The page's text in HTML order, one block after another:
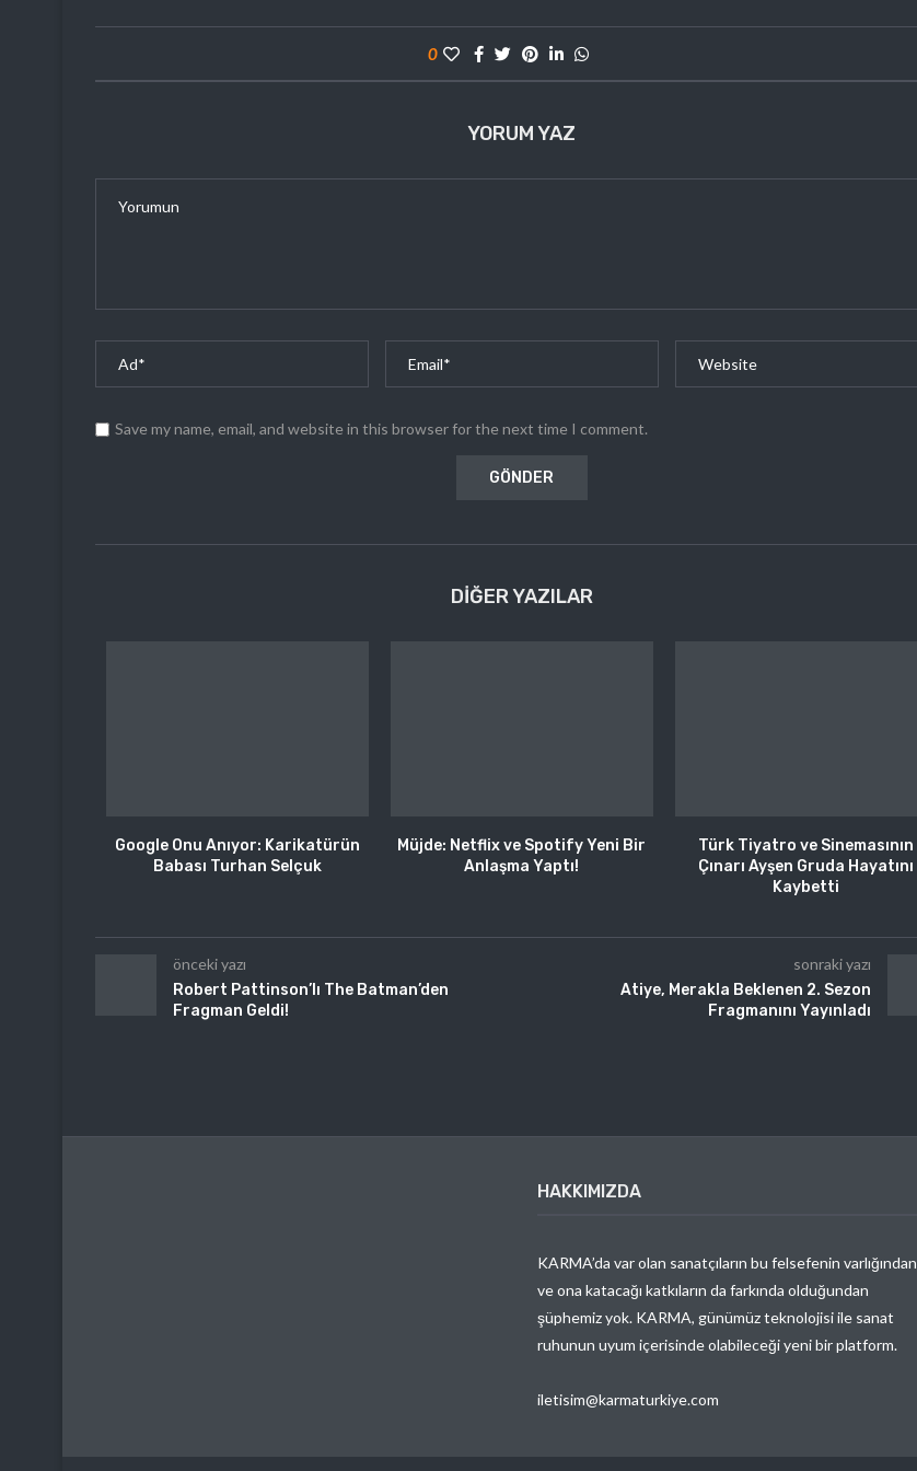
0
YORUM YAZ
Save my name, email, and website in this browser for the next time I comment.
DIĞER YAZILAR
Google Onu Anıyor: Karikatürün
Babası Turhan Selçuk
Müjde: Netflix ve Spotify Yeni Bir
Anlaşma Yaptı!
Türk Tiyatro ve Sinemasının
Çınarı Ayşen Gruda Hayatını
Kaybetti
önceki yazı
Robert Pattinson’lı The Batman’den
Fragman Geldi!
sonraki yazı
Atiye, Merakla Beklenen 2. Sezon
Fragmanını Yayınladı
HAKKIMIZDA
KARMA’da var olan sanatçıların bu felsefenin varlığından
ve ona katacağı katkıların da farkında olduğundan
şüphemiz yok. KARMA, günümüz teknolojisi ile sanat
ruhunun uyum içerisinde olabileceği yeni bir platform.
iletisim@karmaturkiye.com